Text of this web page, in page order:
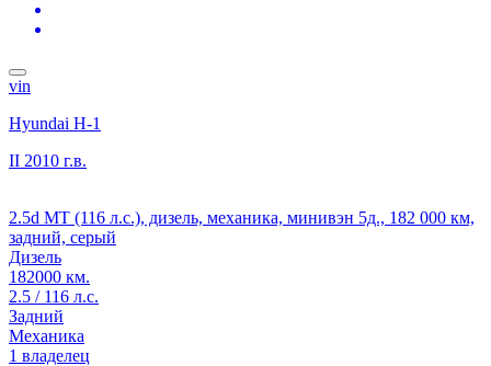
vin
Hyundai H-1
II 2010 г.в.
2.5d MT (116 л.с.), дизель, механика, минивэн 5д., 182 000 км,
задний, серый
Дизель
182000 км.
2.5 / 116 л.с.
Задний
Механика
1 владелец